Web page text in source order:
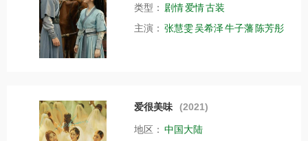
类型： 剧情爱情古装
主演： 张慧雯吴希泽牛子藩 陈芳彤
爱很美味 (2021)
地区： 中国大陆